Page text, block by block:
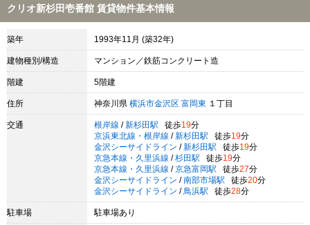
クリオ新杉田壱番館 賃貸物件基本情報
築年 1993年11月 (築32年)
建物種別/構造 マンション／鉄筋コンクリート造
階建 5階建
住所 神奈川県 横浜市金沢区 富岡東 １丁目
交通 根岸線 / 新杉田駅 徒歩19分
京浜東北線・根岸線 / 新杉田駅 徒歩19分
金沢シーサイドライン / 新杉田駅 徒歩19分
京急本線・久里浜線 / 杉田駅 徒歩19分
京急本線・久里浜線 / 京急富岡駅 徒歩27分
金沢シーサイドライン / 南部市場駅 徒歩20分
金沢シーサイドライン / 鳥浜駅 徒歩28分
駐車場 駐車場あり